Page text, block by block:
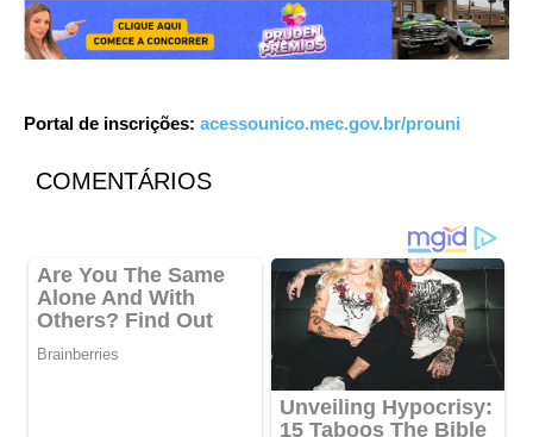
Portal de inscrições: acessounico.mec.gov.br/prouni
COMENTÁRIOS